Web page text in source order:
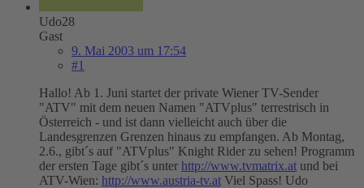
Udo28
Gast
9. Mai 2003 um 17:54
#1
Hallo! Ab 1. Juni startet der private Wiener TV-Sender
"ATV" mit dem neuen Namen "ATVplus" terrestrisch in
Österreich - und ist dann vielleicht auch über die
Landesgrenzen Grenzen hinaus zu empfangen. Ab Montag,
2.6., gibt´s auf "ATVplus" Knight Rider zu sehen! Programm
der ersten Tage gibt´s unter http://www.tvmatrix.at und bei
ATV-Wien: http://www.austria-tv.at Viel Spass! Udo